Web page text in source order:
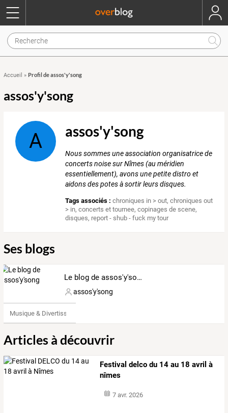
Accueil » Profil de assos'y'song
assos'y'song
A assos'y'song
Nous sommes une association organisatrice de
concerts noise sur Nîmes (au méridien
essentiellement), avons une petite distro et
aidons des potes à sortir leurs disques.
Tags associés : chroniques in > out,chroniques out
> in,concerts et tournee,copinages de scene,
disques, report - shub - fuck my tour
Ses blogs
Le blog de assos'y'song
assos'y'song
Musique & Divertissements
Articles à découvrir
Festival delco du 14 au 18 avril à
nîmes
7 avr. 2026